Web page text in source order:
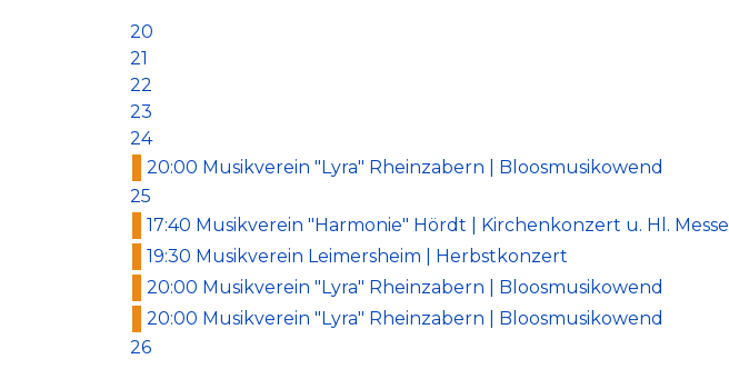
20
21
22
23
24
20:00 Musikverein "Lyra" Rheinzabern | Bloosmusikowend
25
17:40 Musikverein "Harmonie" Hördt | Kirchenkonzert u. Hl. Messe
19:30 Musikverein Leimersheim | Herbstkonzert
20:00 Musikverein "Lyra" Rheinzabern | Bloosmusikowend
20:00 Musikverein "Lyra" Rheinzabern | Bloosmusikowend
26